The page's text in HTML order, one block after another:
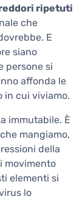
ripetuti
che
E
siano
persone si
affonda le
in cui viviamo.
immutabile. È
mangiamo,
della
movimento
elementi si
lo